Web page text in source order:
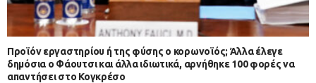
Προϊόν εργαστηρίου ή της φύσης ο κορωνοϊός; Άλλα έλεγε
δημόσια ο Φάουτσι και άλλα ιδιωτικά, αρνήθηκε 100 φορές να
απαντήσει στο Κογκρέσο